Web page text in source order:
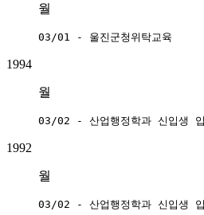
월
03/01 - 울진군청위탁교육
1994
월
03/02 - 산업행정학과 신입생
1992
월
03/02 - 산업행정학과 신입생